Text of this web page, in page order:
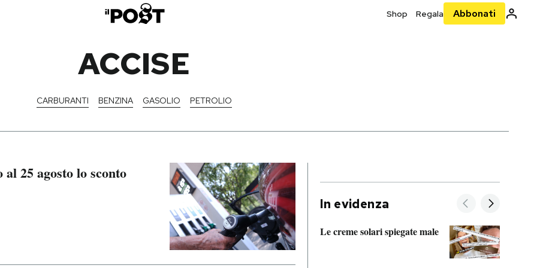
Shop Regala Abbonati
ACCISE
CARBURANTI BENZINA GASOLIO PETROLIO
25 agosto lo sconto
In evidenza
Le creme solari spiegate male